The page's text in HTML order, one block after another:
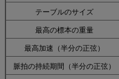
テーブルのサイズ
最高の標本の重量
最高加速（半分の正弦）
脈拍の持続期間（半分の正弦）